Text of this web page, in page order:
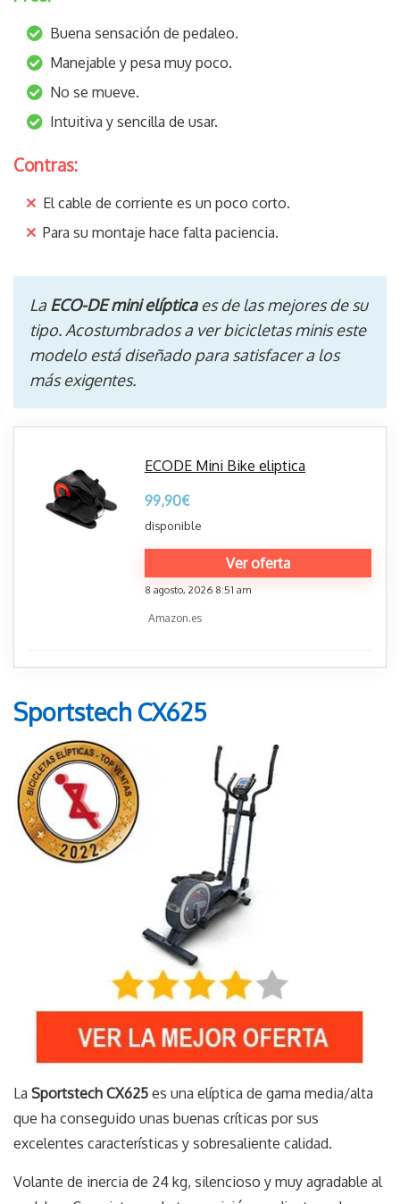
Buena sensación de pedaleo.
Manejable y pesa muy poco.
No se mueve.
Intuitiva y sencilla de usar.
Contras:
El cable de corriente es un poco corto.
Para su montaje hace falta paciencia.
LaECO-DE mini elípticaes de las mejores de su
tipo. Acostumbrados a ver bicicletas minis este
modelo está diseñado para satisfacer a los
más exigentes.
ECODE Mini Bike eliptica
99,90€
disponible
Ver oferta
8 agosto, 2026 8:51 am
Amazon.es
Sportstech CX625
La Sportstech CX625 es una elíptica de gama media/alta
que ha conseguido unas buenas críticas por sus
excelentes características y sobresaliente calidad.
Volante de inercia de 24 kg, silencioso y muy agradable al